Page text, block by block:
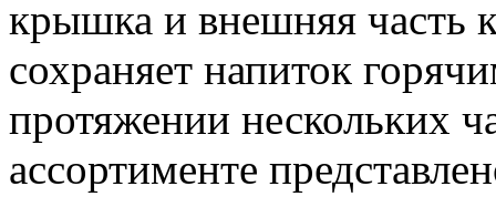
крышка и внешняя часть
сохраняет напиток
протяжении нескольких
ассортименте